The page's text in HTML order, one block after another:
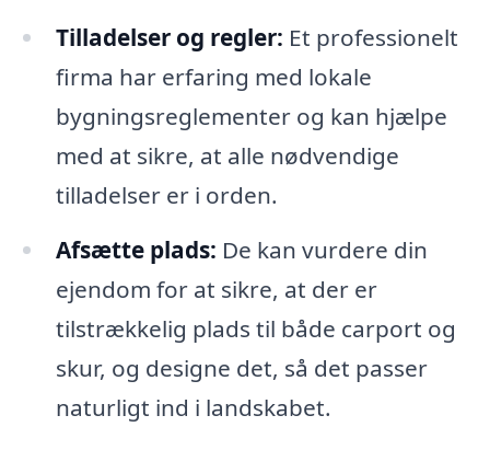
Tilladelser og regler: Et professionelt
firma har erfaring med lokale
bygningsreglementer og kan hjælpe
med at sikre, at alle nødvendige
tilladelser er i orden.
Afsætte plads: De kan vurdere din
ejendom for at sikre, at der er
tilstrækkelig plads til både carport og
skur, og designe det, så det passer
naturligt ind i landskabet.